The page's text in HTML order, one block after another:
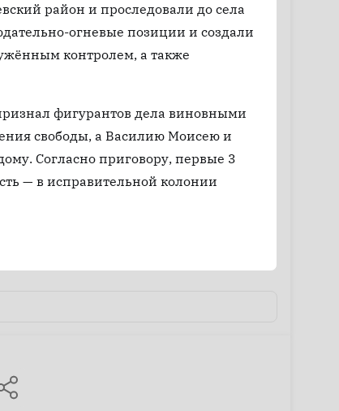
район и проследовали до села
огневые позиции и создали
контролем, а также
фигурантов дела виновными
свободы, а Василию Моисею и
Согласно приговору, первые 3
— в исправительной колонии